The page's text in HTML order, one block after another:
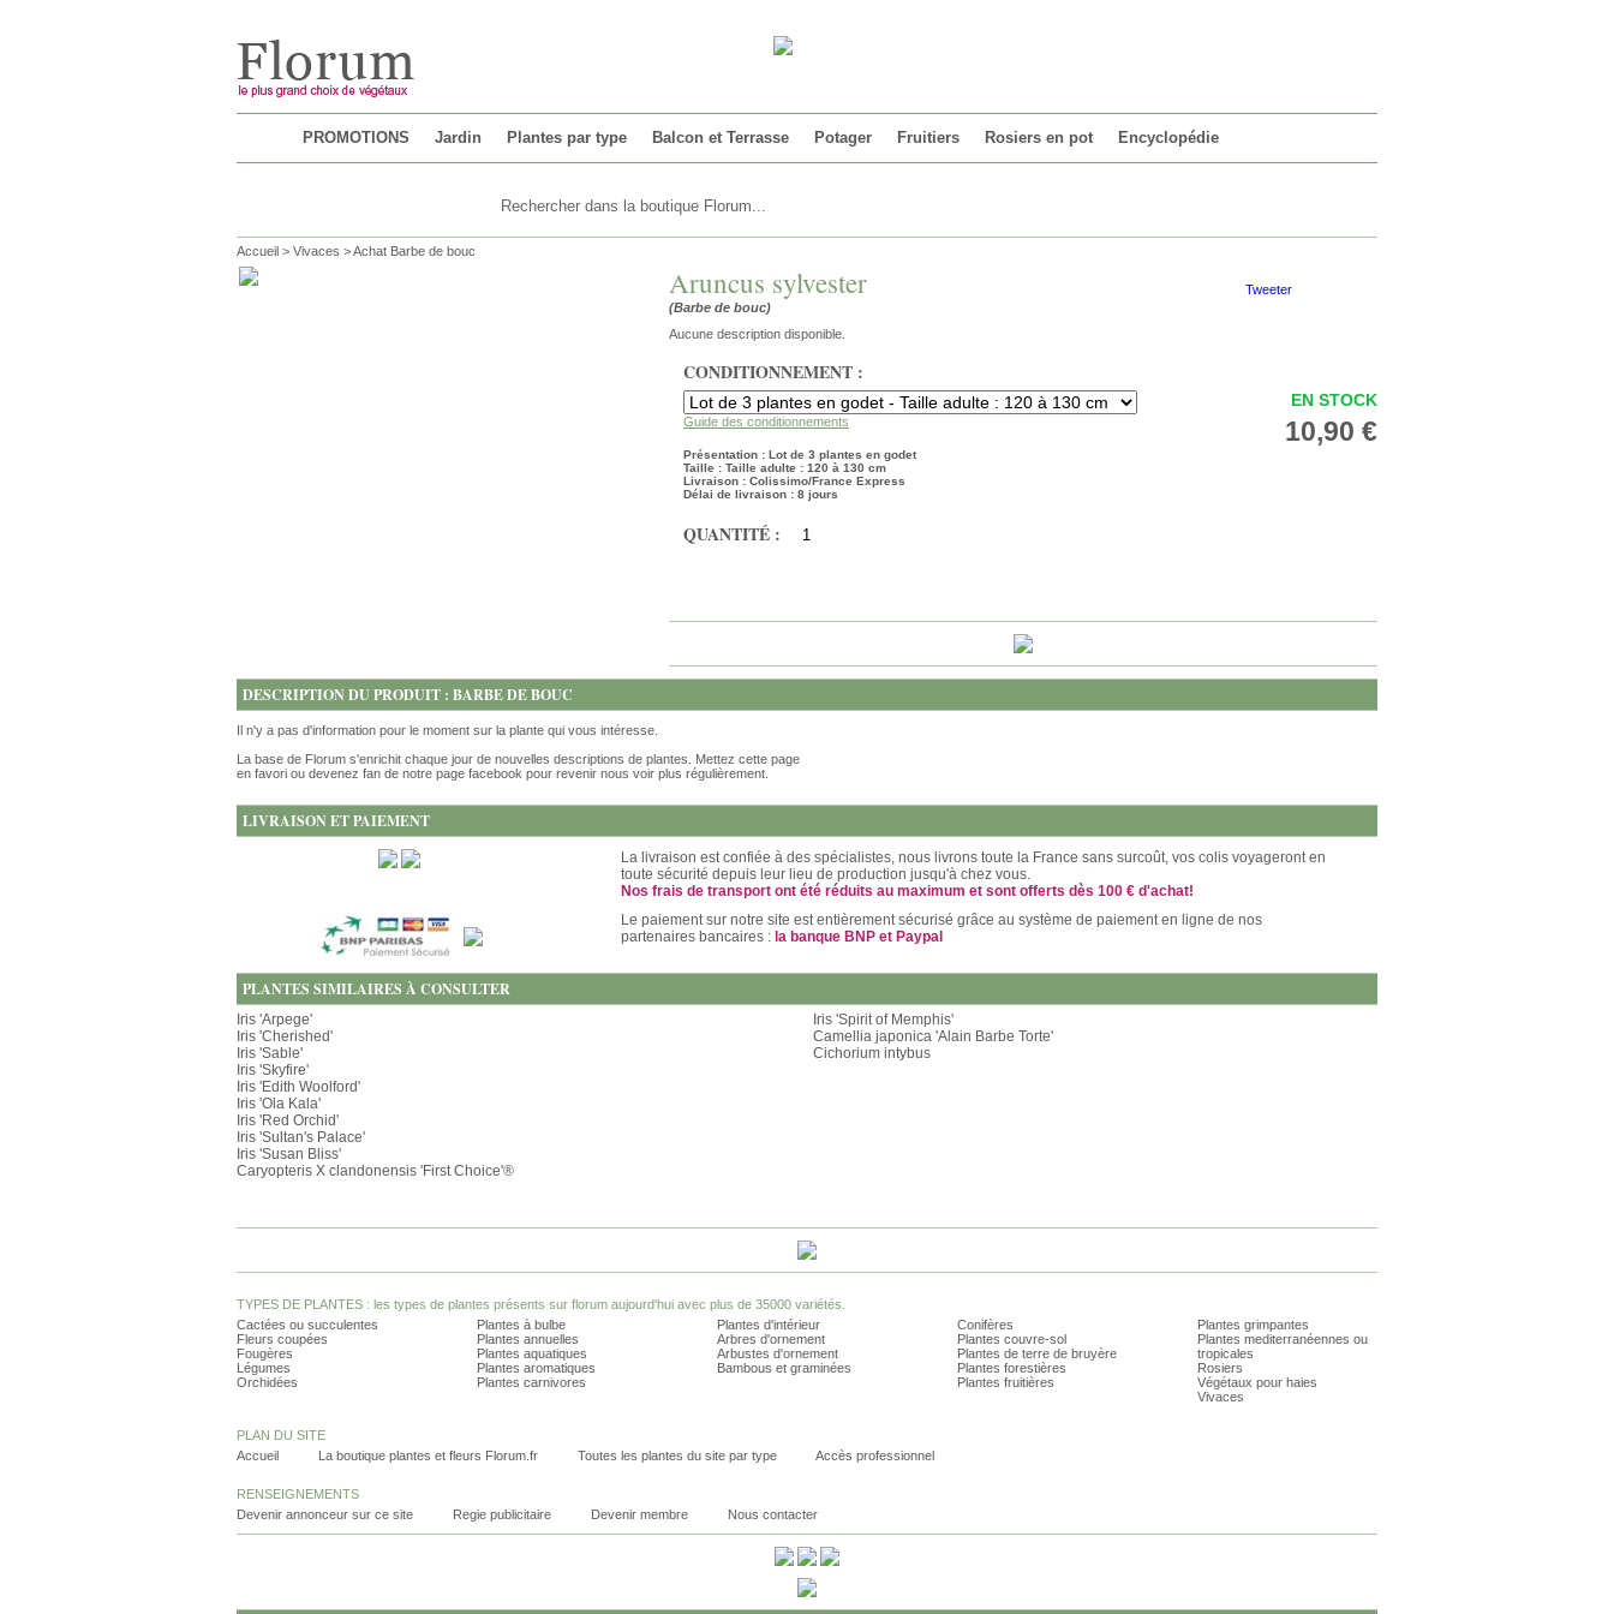
PROMOTIONS Jardin Plantes par type Balcon et Terrasse Potager Fruitiers Rosiers en pot Encyclopédie
Accueil > Vivaces >Achat Barbe de bouc
Aruncus sylvester
(Barbe de bouc)
Aucune description disponible.
Tweeter
CONDITIONNEMENT :
Guide des conditionnements
EN STOCK
10,90 €
Présentation : Lot de 3 plantes en godet
Taille : Taille adulte : 120 à 130 cm
Livraison : Colissimo/France Express
Délai de livraison : 8 jours
QUANTITÉ :
DESCRIPTION DU PRODUIT : BARBE DE BOUC
Il n'y a pas d'information pour le moment sur la plante qui vous intéresse.
La base de Florum s'enrichit chaque jour de nouvelles descriptions de plantes. Mettez cette page
en favori ou devenez fan de notre page facebook pour revenir nous voir plus régulièrement.
LIVRAISON ET PAIEMENT
La livraison est confiée à des spécialistes, nous livrons toute la France sans surcoût, vos colis voyageront en
toute sécurité depuis leur lieu de production jusqu'à chez vous.
Nos frais de transport ont été réduits au maximum et sont offerts dès 100 € d'achat!
Le paiement sur notre site est entièrement sécurisé grâce au système de paiement en ligne de nos
partenaires bancaires : la banque BNP et Paypal
PLANTES SIMILAIRES À CONSULTER
Iris 'Arpege'
Iris 'Cherished'
Iris 'Sable'
Iris 'Skyfire'
Iris 'Edith Woolford'
Iris 'Ola Kala'
Iris 'Red Orchid'
Iris 'Sultan's Palace'
Iris 'Susan Bliss'
Caryopteris X clandonensis 'First Choice'®
Iris 'Spirit of Memphis'
Camellia japonica 'Alain Barbe Torte'
Cichorium intybus
TYPES DE PLANTES : les types de plantes présents sur florum aujourd'hui avec plus de 35000 variétés.
Cactées ou succulentes
Fleurs coupées
Fougères
Légumes
Orchidées
Plantes à bulbe
Plantes annuelles
Plantes aquatiques
Plantes aromatiques
Plantes carnivores
Plantes d'intérieur
Arbres d'ornement
Arbustes d'ornement
Bambous et graminées
Conifères
Plantes couvre-sol
Plantes de terre de bruyère
Plantes forestières
Plantes fruitières
Plantes grimpantes
Plantes mediterranéennes ou
tropicales
Rosiers
Végétaux pour haies
Vivaces
PLAN DU SITE
Accueil
La boutique plantes et fleurs Florum.fr Toutes les plantes du site par type Accès professionnel
RENSEIGNEMENTS
Devenir annonceur sur ce site
Regie publicitaire Devenir membre Nous contacter